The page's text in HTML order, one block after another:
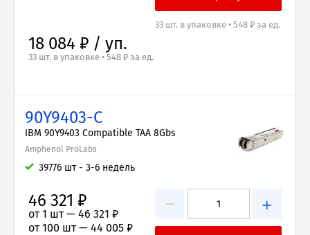
33 шт. в упаковке • 548 ₽ за ед.
18 084 ₽ / уп.
33 шт. в упаковке • 548 ₽ за ед.
90Y9403-C
IBM 90Y9403 Compatible TAA 8Gbs
Amphenol ProLabs
39776 шт - 3-6 недель
− +
46 321 ₽
от 1 шт — 46 321 ₽
от 100 шт — 44 005 ₽